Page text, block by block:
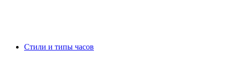
Стили и типы часов